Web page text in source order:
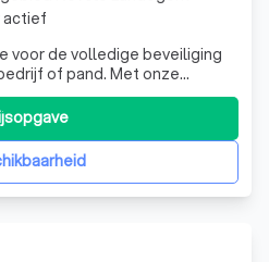
voor de volledige beveiliging
of pand. Met onze
en jarenlange expertise
die maximale veiligheid
actief